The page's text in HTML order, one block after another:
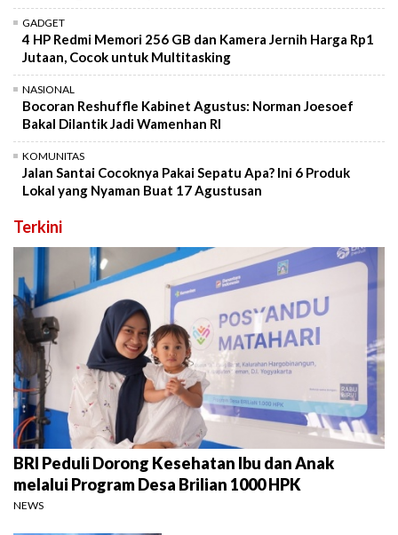
GADGET
4 HP Redmi Memori 256 GB dan Kamera Jernih Harga Rp1
Jutaan, Cocok untuk Multitasking
NASIONAL
Bocoran Reshuffle Kabinet Agustus: Norman Joesoef
Bakal Dilantik Jadi Wamenhan RI
KOMUNITAS
Jalan Santai Cocoknya Pakai Sepatu Apa? Ini 6 Produk
Lokal yang Nyaman Buat 17 Agustusan
Terkini
BRI Peduli Dorong Kesehatan Ibu dan Anak
melalui Program Desa Brilian 1000 HPK
NEWS